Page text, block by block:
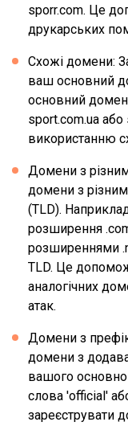
sporr.com. Це
друкарських
Схожі домени:
ваш основний
основний домен
sport.com.ua
використанню
Домени з
домени з
(TLD).
розширення
розширеннями
TLD. Це
аналогічних
атак.
Домени з
домени з
вашого
слова 'official'
зареєструвати